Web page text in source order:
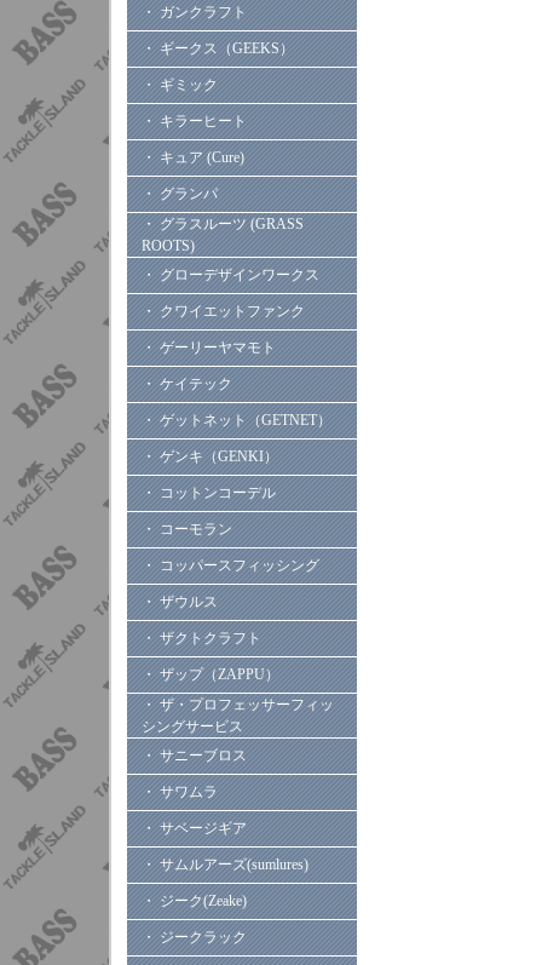
・ ガンクラフト
・ ギークス（GEEKS）
・ ギミック
・ キラーヒート
・ キュア (Cure)
・ グランパ
・ グラスルーツ (GRASS
ROOTS)
・ グローデザインワークス
・ クワイエットファンク
・ ゲーリーヤマモト
・ ケイテック
・ ゲットネット（GETNET）
・ ゲンキ（GENKI）
・ コットンコーデル
・ コーモラン
・ コッパースフィッシング
・ ザウルス
・ ザクトクラフト
・ ザップ（ZAPPU）
・ ザ・プロフェッサーフィッ
シングサービス
・ サニーブロス
・ サワムラ
・ サベージギア
・ サムルアーズ(sumlures)
・ ジーク(Zeake)
・ ジークラック